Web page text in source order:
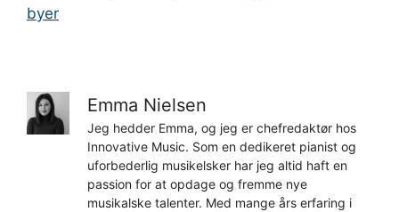
byer
Emma Nielsen
Jeg hedder Emma, og jeg er chefredaktør hos
Innovative Music. Som en dedikeret pianist og
uforbederlig musikelsker har jeg altid haft en
passion for at opdage og fremme nye
musikalske talenter. Med mange års erfaring i